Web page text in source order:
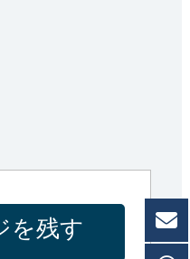
を残す